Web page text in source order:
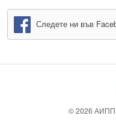
Следете ни във
©2026